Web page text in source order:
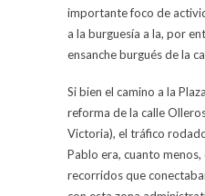
importante foco de
a la burguesía a la, por
ensanche burgués de la
Si bien el camino a la
reforma de la calle
Victoria), el tráfico
Pablo era, cuanto
recorridos que